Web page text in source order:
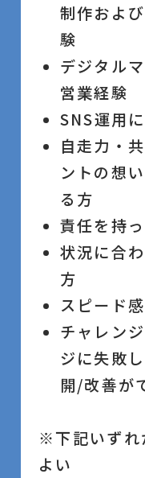
制作およ
験
デジタル
営業経験
SNS運用
自走力・
ントの想
る方
責任を持
状況に合
方
スピード
チャレン
ジに失敗
開/改善が
※下記いずれ
よい